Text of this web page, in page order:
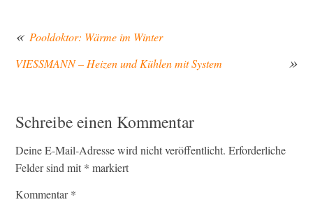
Pooldoktor: Wärme im Winter
VIESSMANN – Heizen und Kühlen mit System
Schreibe einen Kommentar
Deine E-Mail-Adresse wird nicht veröffentlicht. Erforderliche
Felder sind mit * markiert
Kommentar*